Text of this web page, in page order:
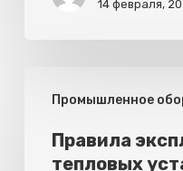
14 февраля,
Промышленное
эксплуатации
тепловых
установок
Правила
тепловых